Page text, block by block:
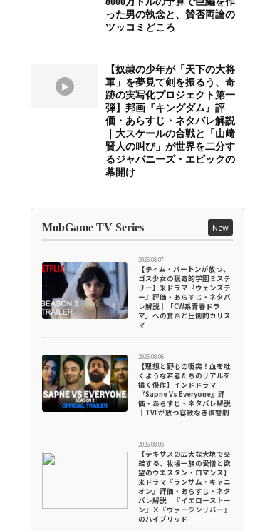
った男の執念と、賛否両論の
ツッコミどころ
【奴隷の少年が「天下の大将
軍」を夢見て剣を振るう、奇
跡の実写化プロジェクト第一
弾】邦画『キングダム』評
価・あらすじ・ネタバレ解説
｜大スケールの合戦と「山﨑
賢人の叫び」が世界を二分す
るジャパニーズ・エピックの
幕開け
MobGame TV Series New
2026.08.07
【ティム・バートンが放つ、
ゴス少女の猟奇的学園ミステ
リー】米ドラマ『ウェンズデ
ー』評価・あらすじ・ネタバ
レ解説｜「CW系青春ドラ
マ」への賛否と圧倒的カリス
マ
2026.08.06
【理想と野心の衝突！血を吐
くような若者たちのリアルを
描く傑作】インドドラマ
『Sapne Vs Everyone』評
価・あらすじ・ネタバレ解説
｜TVFが放つ容赦なき復讐劇
2026.08.05
【テキサスの広大な大地で交
錯する、牧場一族の愛憎と欲
望のウエスタン・ロマンス】
米ドラマ『ランサム・キャニ
オン』評価・あらすじ・ネタ
バレ解説｜『イエローストー
ン』×『ヴァージンリバー』
のハイブリッド